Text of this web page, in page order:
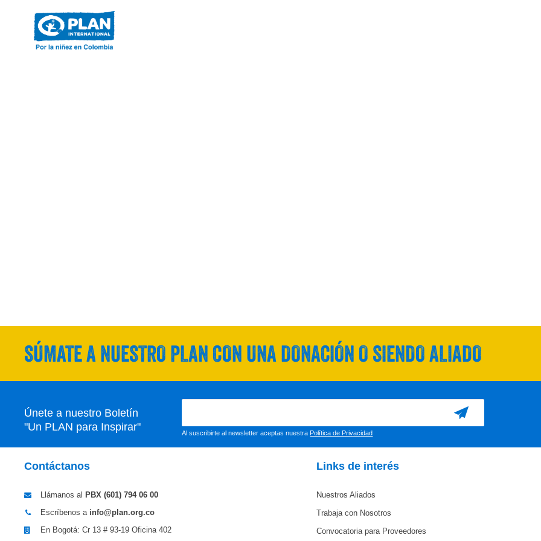
SÚMATE A NUESTRO PLAN CON UNA DONACIÓN O SIENDO ALIADO
Únete a nuestro Boletín
"Un PLAN para Inspirar"
Al suscribirte al newsletter aceptas nuestra Política de Privacidad
Contáctanos
Llámanos al PBX (601) 794 06 00
Escríbenos a info@plan.org.co
En Bogotá: Cr 13 # 93-19 Oficina 402
Links de interés
Nuestros Aliados
Trabaja con Nosotros
Convocatoria para Proveedores